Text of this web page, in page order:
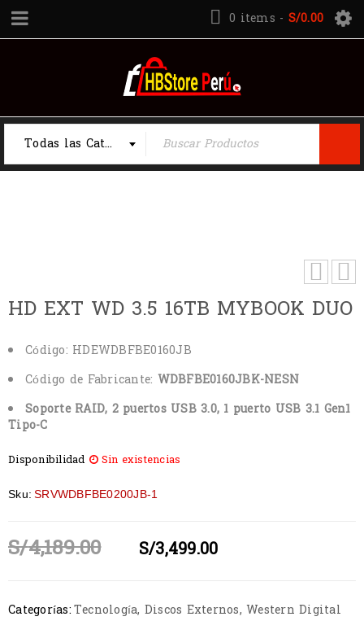
0 items - S/0.00
Todas las Categorias
HD EXT WD 3.5 16TB MYBOOK DUO
Código: HDEWDBFBE0160JB
Código de Fabricante: WDBFBE0160JBK-NESN
Soporte RAID, 2 puertos USB 3.0, 1 puerto USB 3.1 Gen1
Tipo-C
Disponibilidad Sin existencias
Sku: SRVWDBFBE0200JB-1
S/4,189.00 S/3,499.00
Categorías:Tecnología, Discos Externos, Western Digital